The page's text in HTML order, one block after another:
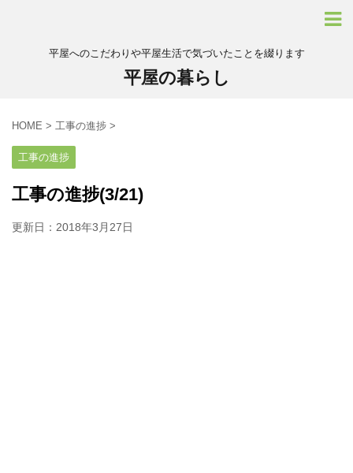
平屋へのこだわりや平屋生活で気づいたことを綴ります
平屋の暮らし
HOME > 工事の進捗 >
工事の進捗
工事の進捗(3/21)
更新日： 2018年3月27日